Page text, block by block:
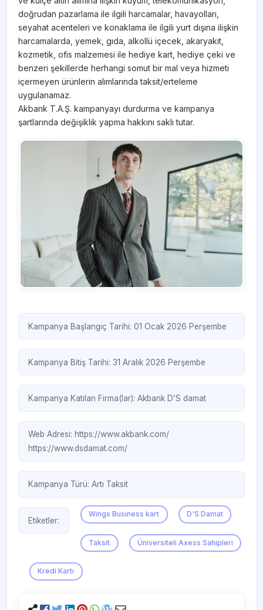
doğrudan pazarlama ile ilgili harcamalar, havayolları,
seyahat acenteleri ve konaklama ile ilgili yurt dışına ilişkin
harcamalarda, yemek, gıda, alkollü içecek, akaryakıt,
kozmetik, ofis malzemesi ile hediye kart, hediye çeki ve
benzeri şekillerde herhangi somut bir mal veya hizmeti
içermeyen ürünlerin alımlarında taksit/erteleme
uygulanamaz.
Akbank T.A.Ş. kampanyayı durdurma ve kampanya
şartlarında değişiklik yapma hakkını saklı tutar.
Kampanya Başlangıç Tarihi: 01 Ocak 2026 Perşembe
Kampanya Bitiş Tarihi: 31 Aralık 2026 Perşembe
Kampanya Katılan Firma(lar):Akbank D’S damat
Web Adresi: https://www.akbank.com/
https://www.dsdamat.com/
Kampanya Türü:Artı Taksit
Etiketler:
Wings Business kart D'S Damat
Taksit Üniversiteli Axess Sahipleri
Kredi Kartı